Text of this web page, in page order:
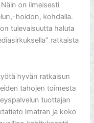
on ilmeisesti
hoidon, kohdalla.
tulevaisuutta haluta
ratkaista
hyvän ratkaisun
tahojen toimesta
tuottajan
Imatran ja koko